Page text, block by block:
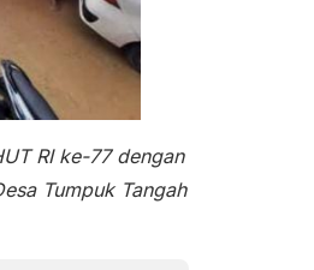
RI ke-77 dengan
Tumpuk Tangah